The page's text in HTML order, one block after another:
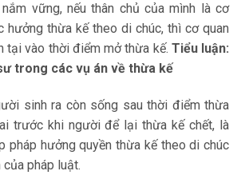
vững, nếu thân chủ của mình là cơ
hưởng thừa kế theo di chúc, thì cơ quan
tại vào thời điểm mở thừa kế. Tiểu luận:
trong các vụ án về thừa kế
sinh ra còn sống sau thời điểm thừa
trước khi người để lại thừa kế chết, là
pháp hưởng quyền thừa kế theo di chúc
pháp luật.